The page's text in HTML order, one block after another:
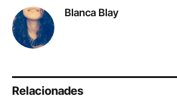
Blanca Blay
Relacionades